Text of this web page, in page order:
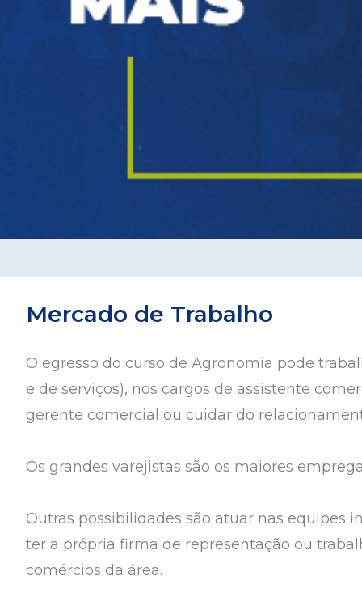
Mercado de Trabalho
O egresso do curso de Agronomia pode
e de serviços), nos cargos de assistente
gerente comercial ou cuidar do
Os grandes varejistas são os maiores
Outras possibilidades são atuar nas equipes
ter a própria firma de representação ou
comércios da área.